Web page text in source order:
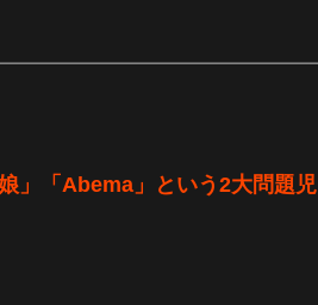
」「Abema」という2大問題児